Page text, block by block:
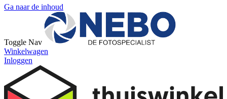
Ga naar de inhoud
Toggle Nav
Winkelwagen
Inloggen